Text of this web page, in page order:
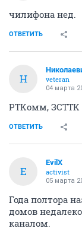
чилифона нед.
ОТВЕТИТЬ
Н
veteran
04 марта
РТКомм, ЗСТТК
ОТВЕТИТЬ
E
EvilX
activist
05 марта
Года полтора
домов
каналом.